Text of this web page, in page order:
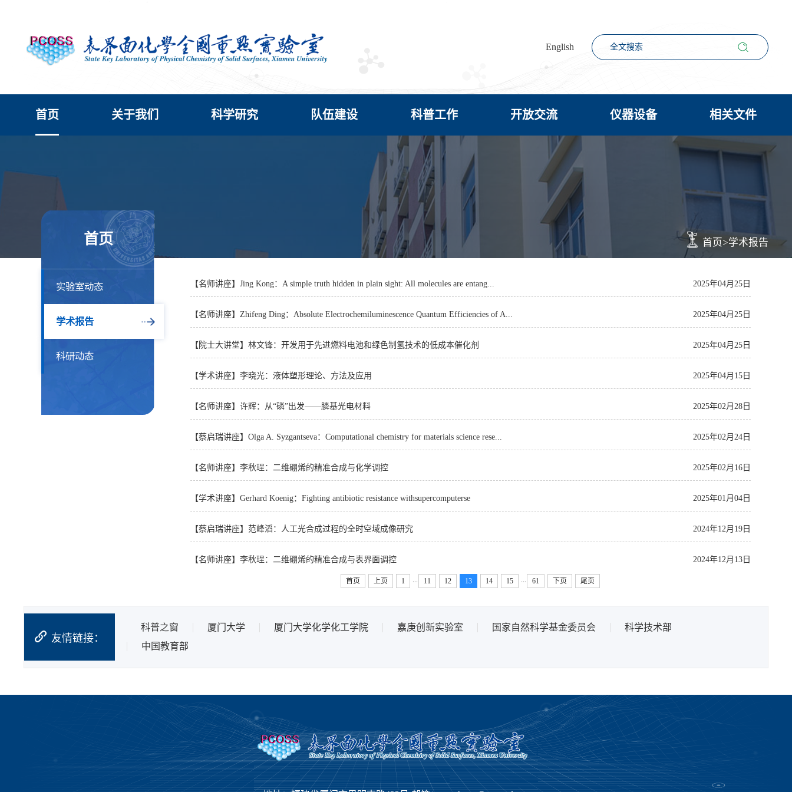
English
首页 关于我们 科学研究 队伍建设 科普工作 开放交流 仪器设备 相关文件
首页>学术报告
首页
实验室动态
学术报告
科研动态
【名师讲座】Jing Kong：A simple truth hidden in plain sight: All molecules are entang... 2025年04月25日
【名师讲座】Zhifeng Ding：Absolute Electrochemiluminescence Quantum Efficiencies of A... 2025年04月25日
【院士大讲堂】林文锋：开发用于先进燃料电池和绿色制氢技术的低成本催化剂 2025年04月25日
【学术讲座】李晓光：液体塑形理论、方法及应用 2025年04月15日
【名师讲座】许辉：从“磷”出发——膦基光电材料 2025年02月28日
【蔡启瑞讲座】Olga A. Syzgantseva：Computational chemistry for materials science rese... 2025年02月24日
【名师讲座】李秋珵：二维硼烯的精准合成与化学调控 2025年02月16日
【学术讲座】Gerhard Koenig：Fighting antibiotic resistance withsupercomputerse 2025年01月04日
【蔡启瑞讲座】范峰滔：人工光合成过程的全时空域成像研究 2024年12月19日
【名师讲座】李秋珵：二维硼烯的精准合成与表界面调控 2024年12月13日
首页 上页 1 ... 11 12 13 14 15 ... 61 下页 尾页
友情链接：
科普之窗 厦门大学 厦门大学化学化工学院 嘉庚创新实验室 国家自然科学基金委员会
科学技术部
中国教育部